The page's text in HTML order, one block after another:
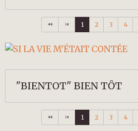
1 2 3 4
"BIENTOT" BIEN TÔT
1 2 3 4